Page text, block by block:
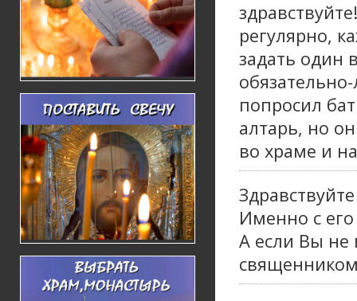
регулярно,
задать один
попросил
алтарь, но
во храме и
Именно с
А если Вы не